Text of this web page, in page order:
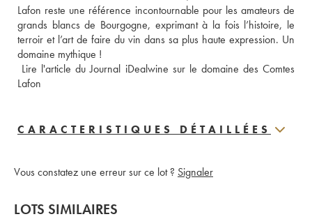
Lafon reste une référence incontournable pour les amateurs de
grands blancs de Bourgogne, exprimant à la fois l’histoire, le
terroir et l’art de faire du vin dans sa plus haute expression. Un
domaine mythique !
Lire l'article du Journal iDealwine sur le domaine des Comtes
Lafon
CARACTERISTIQUES DÉTAILLÉES
Vous constatez une erreur sur ce lot ? Signaler
LOTS SIMILAIRES